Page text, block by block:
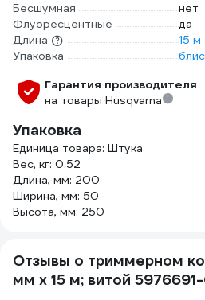
Бесшумная
нет
Флуоресцентные
да
Длина
15 м
Упаковка
Гарантия производителя
на товары Husqvarna
Упаковка
Единица товара: Штука
Вес, кг: 0.52
Длина, мм: 200
Ширина, мм: 50
Высота, мм: 250
Отзывы о триммерном
мм х 15 м; витой